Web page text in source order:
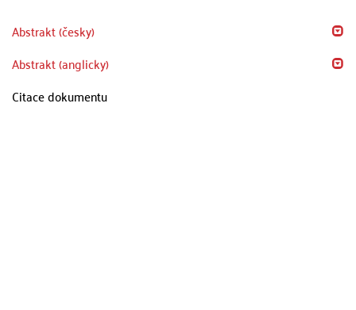
Abstrakt (česky)
Abstrakt (anglicky)
Citace dokumentu